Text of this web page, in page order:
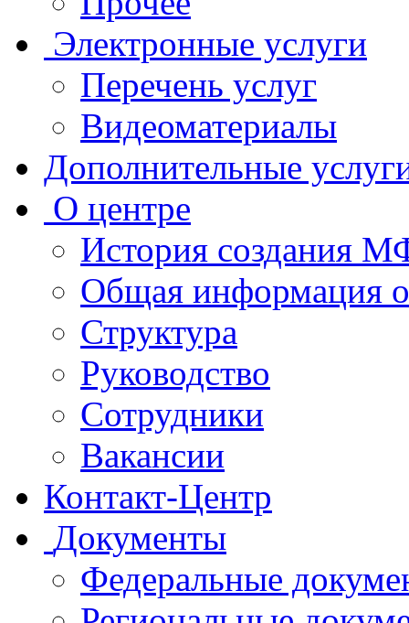
Электронные услуги
Перечень услуг
Видеоматериалы
Дополнительные
О центре
История создания
Общая
Структура
Руководство
Сотрудники
Вакансии
Контакт-Центр
Документы
Федеральные